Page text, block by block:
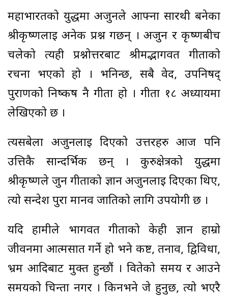
महाभारतको युद्धमा अर्जुनले आफ्ना सारथी बनेका
श्रीकृष्णलाई अनेक प्रश्न गर्छन् । अर्जुन र कृष्णबीच
चलेको त्यही प्रश्नोत्तरबाट श्रीमद्भागवत गीताको
रचना भएको हो । भनिन्छ, सबै वेद, उपनिषद्
पुराणको निष्कर्ष नै गीता हो । गीता १८ अध्यायमा
लेखिएको छ ।
त्यसबेला अर्जुनलाई दिएको उत्तरहरु आज पनि
उत्तिकै सान्दर्भिक छन् । कुरुक्षेत्रको युद्धमा
श्रीकृष्णले जुन गीताको ज्ञान अर्जुनलाई दिएका थिए,
त्यो सन्देश पुरा मानव जातिको लागि उपयोगी छ ।
यदि हामीले भागवत गीताको केही ज्ञान हाम्रो
जीवनमा आत्मसात गर्ने हो भने कष्ट, तनाव, द्विविधा,
भ्रम आदिबाट मुक्त हुन्छौं । वितेको समय र आउने
समयको चिन्ता नगर । किनभने जे हुनुछ, त्यो भएरै